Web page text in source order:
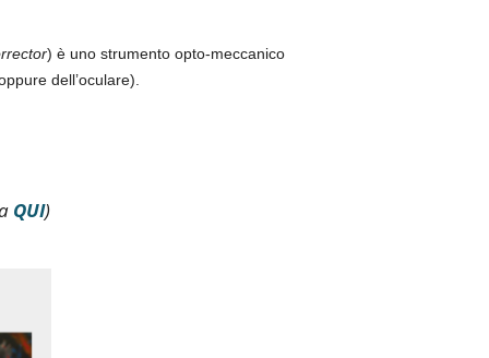
) è uno strumento opto-meccanico
dell’oculare).
QUI)